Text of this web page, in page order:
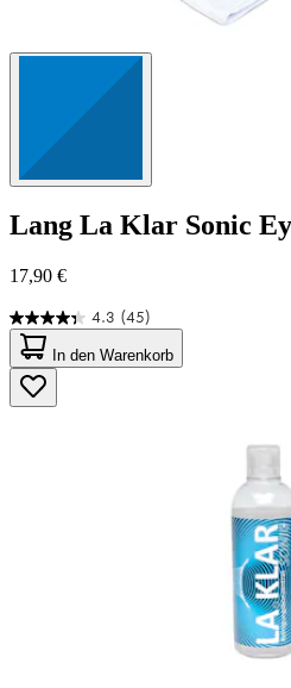
Lang La Klar Sonic
17,90 €
4.3 (45)
4.3
von
5
Sternen.
45
In den Warenkorb